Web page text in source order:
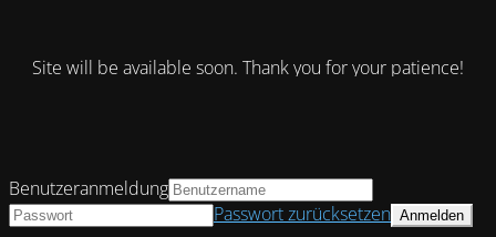
Site will be available soon. Thank you for your patience!
Benutzeranmeldung
Passwort zurücksetzen